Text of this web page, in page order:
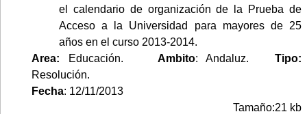
el calendario de organización de la Prueba de
Acceso a la Universidad para mayores de 25
años en el curso 2013-2014.
Area: Educación. Ambito: Andaluz.Tipo:
Resolución.
Fecha: 12/11/2013
Tamaño:21 kb